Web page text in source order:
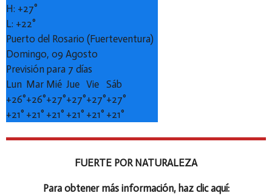
H: +27°
L: +22°
Puerto del Rosario (Fuerteventura)
Domingo, 09 Agosto
Previsión para 7 días
Lun Mar Mié Jue Vie Sáb
+26°+26°+27°+27°+27°+27°
+21° +21° +21° +21° +21° +21°
FUERTE POR NATURALEZA
Para obtener más información, haz clic aquí: